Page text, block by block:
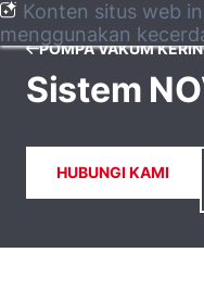
Konten situs web
menggunakan
POMPA VAKUM
Sistem
HUBUNGI KAMI